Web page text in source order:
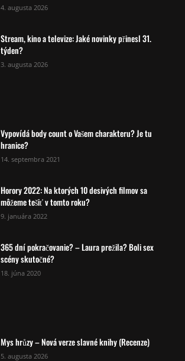
4. augusta 2026
Stream, kino a televize: Jaké novinky přinesl 31.
týden?
3. augusta 2026
Vypovídá body count o Vašem charakteru? Je tu
hranice?
14. septembra 2021
Horory 2022: Na ktorých 10 desivých filmov sa
môžeme tešiť v tomto roku?
9. januára 2022
365 dní pokračovanie? – Laura prežila? Boli sex
scény skutočné?
18. júna 2020
Mys hrůzy – Nová verze slavné knihy (Recenze)
5. augusta 2026